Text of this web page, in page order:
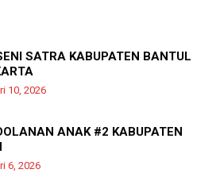
SATRA KABUPATEN BANTUL
10, 2026
ANAK #2 KABUPATEN
6, 2026